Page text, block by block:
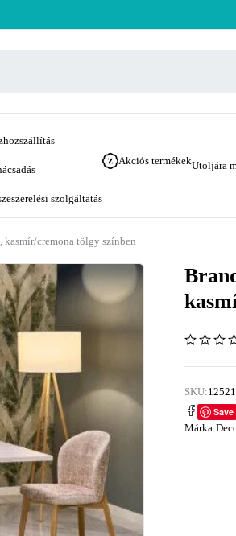
szolgáltatás
Akciós termékekUtoljára
cremona tölgy színben
SKU:
Save
Márka: